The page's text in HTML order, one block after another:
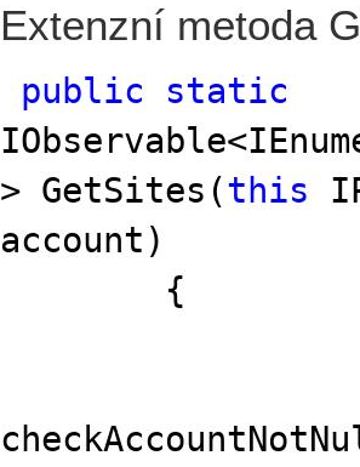
Extenzní metoda
public
static
IObservable<
> GetSites(this
account)